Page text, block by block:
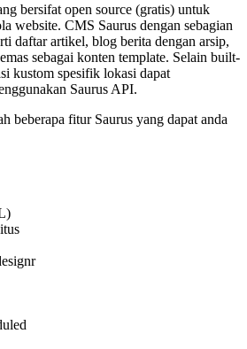
bersifat open source (gratis) untuk
website. CMS Saurus dengan sebagian
daftar artikel, blog berita dengan arsip,
sebagai konten template. Selain built-
kustom spesifik lokasi dapat
Saurus API.
beberapa fitur Saurus yang dapat anda